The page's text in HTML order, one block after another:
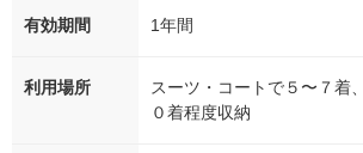
有効期間 1年間
利用場所
スーツ・コートで５〜７着
０着程度収納